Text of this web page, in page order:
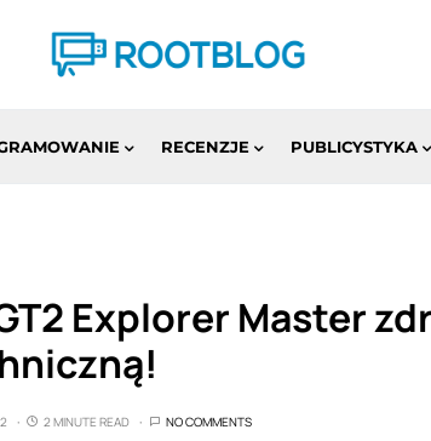
RECENZJE PUBLICYSTYKA
Explorer Master
2 MINUTE READ NO COMMENTS